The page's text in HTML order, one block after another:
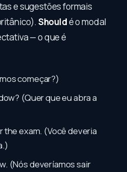
e sugestões formais
Shouldé o modal
— o que é
começar?)
(Quer que eu abra a
the exam. (Você deveria
(Nós deveríamos sair